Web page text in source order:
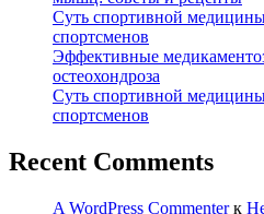
Суть спортивной
спортсменов
Эффективные
остеохондроза
Суть спортивной
спортсменов
Recent Comments
A WordPress Commenterк